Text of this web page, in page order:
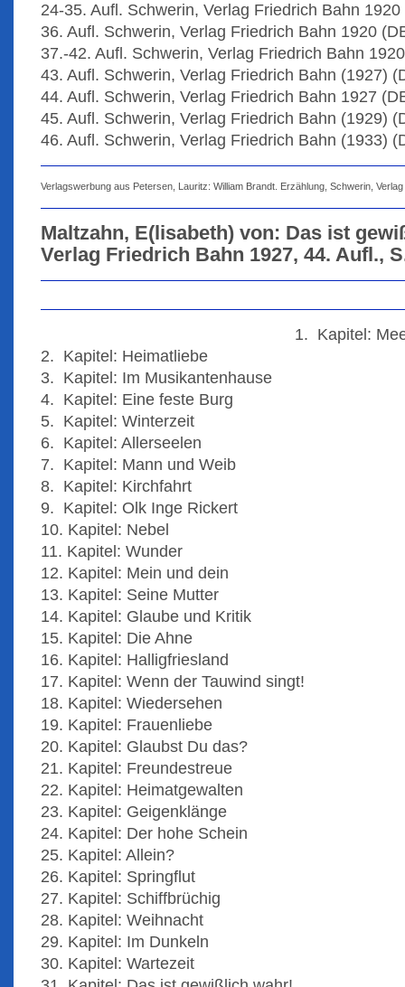
24-35. Aufl. Schwerin, Verlag Friedrich Bahn
36. Aufl. Schwerin, Verlag Friedrich Bahn 1920
37.-42. Aufl. Schwerin, Verlag Friedrich Bahn
43. Aufl. Schwerin, Verlag Friedrich Bahn (1927)
44. Aufl. Schwerin, Verlag Friedrich Bahn 1927
45. Aufl. Schwerin, Verlag Friedrich Bahn (1929)
46. Aufl. Schwerin, Verlag Friedrich Bahn (1933)
Verlagswerbung aus Petersen, Lauritz: William Brandt. Erzählung, Schwerin,
Maltzahn, E(lisabeth) von: Das ist
Verlag Friedrich Bahn 1927, 44. Aufl.,
1. Kapitel:
2. Kapitel: Heimatliebe
3. Kapitel: Im Musikantenhause
4. Kapitel: Eine feste Burg
5. Kapitel: Winterzeit
6. Kapitel: Allerseelen
7. Kapitel: Mann und Weib
8. Kapitel: Kirchfahrt
9. Kapitel: Olk Inge Rickert
10. Kapitel: Nebel
11. Kapitel: Wunder
12. Kapitel: Mein und dein
13. Kapitel: Seine Mutter
14. Kapitel: Glaube und Kritik
15. Kapitel: Die Ahne
16. Kapitel: Halligfriesland
17. Kapitel: Wenn der Tauwind singt!
18. Kapitel: Wiedersehen
19. Kapitel: Frauenliebe
20. Kapitel: Glaubst Du das?
21. Kapitel: Freundestreue
22. Kapitel: Heimatgewalten
23. Kapitel: Geigenklänge
24. Kapitel: Der hohe Schein
25. Kapitel: Allein?
26. Kapitel: Springflut
27. Kapitel: Schiffbrüchig
28. Kapitel: Weihnacht
29. Kapitel: Im Dunkeln
30. Kapitel: Wartezeit